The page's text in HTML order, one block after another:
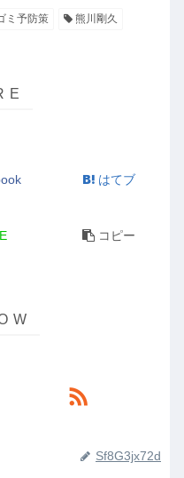
ミ予防策 熊川剛久
はてブ
コピー
Sf8G3jx72d